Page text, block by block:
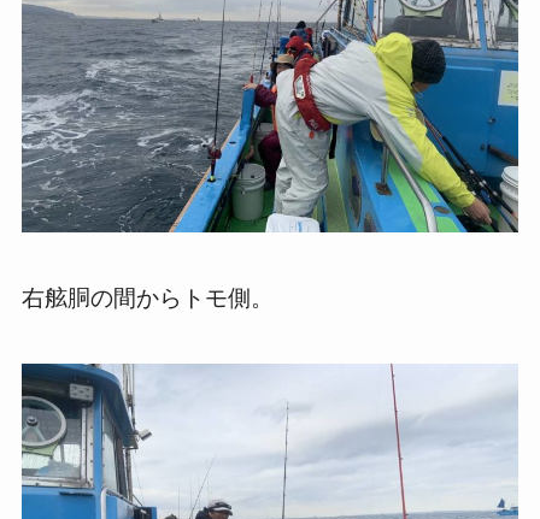
右舷胴の間からトモ側。